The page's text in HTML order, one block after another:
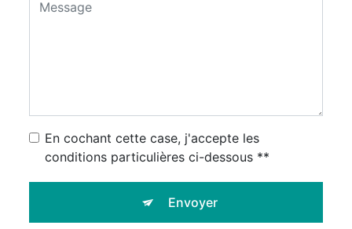
En cochant cette case, j'accepte les
conditions particulières ci-dessous **
Envoyer